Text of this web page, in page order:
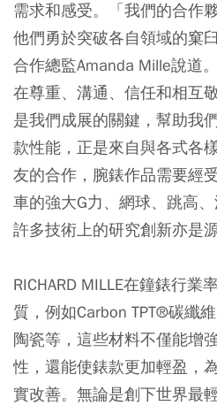
需求和感受。「我們的合作
他們勇於突破各自領域的窠
合作總監Amanda Mille說道
在尊重、溝通、信任和相互
是我們成展的關鍵，幫助我
款性能，正是來自與各式各
友的合作，腕錶作品需要經
車的強大G力、網球、跳高
許多技術上的研究創新亦是源
RICHARD MILLE在鐘錶行業
質，例如Carbon TPT®碳纖
陶瓷等，這些材料不僅能增
性，還能使錶款更加輕盈，
實改善。無論是創下世界最